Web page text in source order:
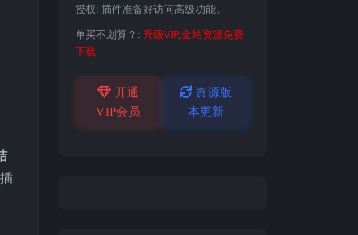
授权: 插件准备好访问高级功能。
单买不划算？: 升级VIP,全站资源免费
下载
开通
VIP会员
资源版
本更新